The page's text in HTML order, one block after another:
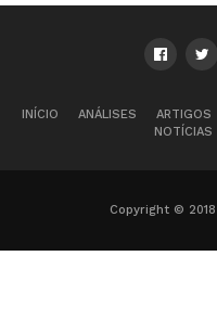
INÍCIO ANÁLISES ARTIGOS
NOTÍCIAS
Copyright ©